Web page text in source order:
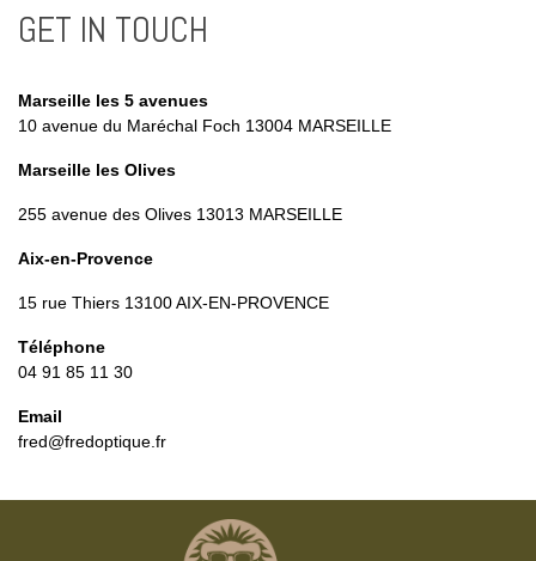
GET IN TOUCH
Marseille les 5 avenues
10 avenue du Maréchal Foch 13004 MARSEILLE
Marseille les Olives
255 avenue des Olives 13013 MARSEILLE
Aix-en-Provence
15 rue Thiers 13100 AIX-EN-PROVENCE
Téléphone
‭04 91 85 11 30‬
Email
fred@fredoptique.fr